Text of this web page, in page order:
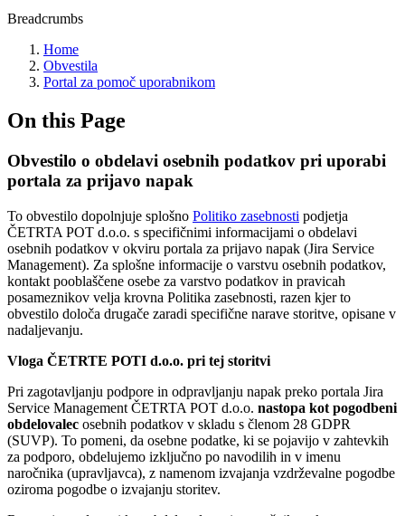
Breadcrumbs
Home
Obvestila
Portal za pomoč uporabnikom
On this Page
Obvestilo o obdelavi osebnih podatkov pri uporabi
portala za prijavo napak
To obvestilo dopolnjuje splošno Politiko zasebnosti podjetja
ČETRTA POT d.o.o. s specifičnimi informacijami o obdelavi
osebnih podatkov v okviru portala za prijavo napak (Jira Service
Management). Za splošne informacije o varstvu osebnih podatkov,
kontakt pooblaščene osebe za varstvo podatkov in pravicah
posameznikov velja krovna Politika zasebnosti, razen kjer to
obvestilo določa drugače zaradi specifične narave storitve, opisane v
nadaljevanju.
Vloga ČETRTE POTI d.o.o. pri tej storitvi
Pri zagotavljanju podpore in odpravljanju napak preko portala Jira
Service Management ČETRTA POT d.o.o. nastopa kot pogodbeni
obdelovalec osebnih podatkov v skladu s členom 28 GDPR
(SUVP). To pomeni, da osebne podatke, ki se pojavijo v zahtevkih
za podporo, obdelujemo izključno po navodilih in v imenu
naročnika (upravljavca), z namenom izvajanja vzdrževalne pogodbe
oziroma pogodbe o izvajanju storitev.